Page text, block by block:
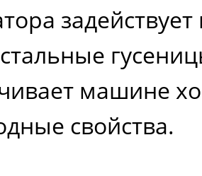
%
машине
свойства.